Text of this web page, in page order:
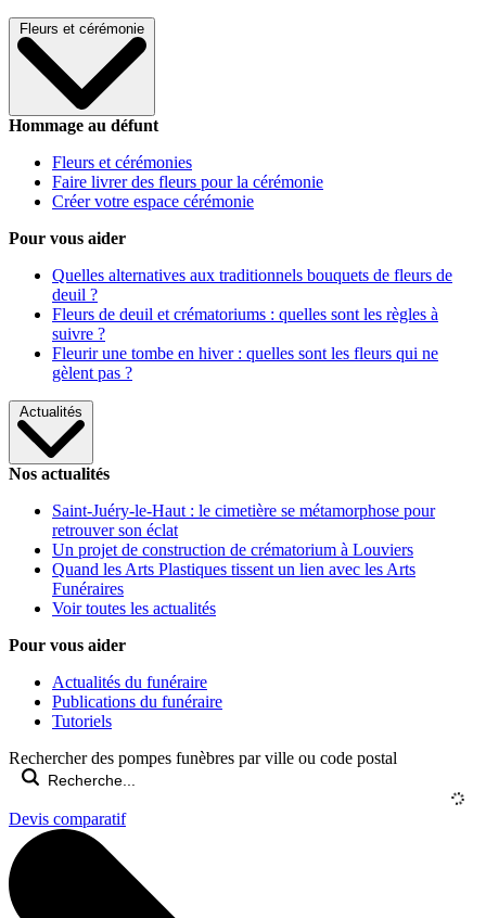
Fleurs et cérémonie
Hommage au défunt
Fleurs et cérémonies
Faire livrer des fleurs pour la cérémonie
Créer votre espace cérémonie
Pour vous aider
Quelles alternatives aux traditionnels bouquets de fleurs de
deuil ?
Fleurs de deuil et crématoriums : quelles sont les règles à
suivre ?
Fleurir une tombe en hiver : quelles sont les fleurs qui ne
gèlent pas ?
Actualités
Nos actualités
Saint-Juéry-le-Haut : le cimetière se métamorphose pour
retrouver son éclat
Un projet de construction de crématorium à Louviers
Quand les Arts Plastiques tissent un lien avec les Arts
Funéraires
Voir toutes les actualités
Pour vous aider
Actualités du funéraire
Publications du funéraire
Tutoriels
Rechercher des pompes funèbres par ville ou code postal
Devis comparatif